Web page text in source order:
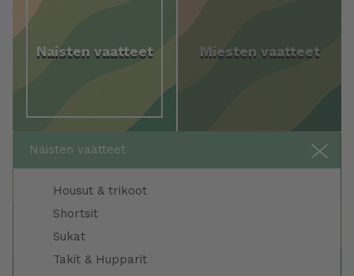
Naisten vaatteet
Naisten vaatteet
Housut & trikoot
Shortsit
Sukat
Takit & Hupparit
Miesten vaatteet
Juomapullot